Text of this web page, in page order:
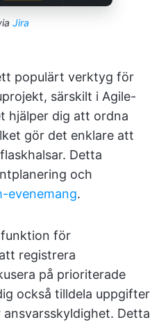
Jira
populärt verktyg för
särskilt i Agile-
hjälper dig att ordna
gör det enklare att
Detta
och
evenemang.
funktion för
registrera
på prioriterade
också tilldela uppgifter
ansvarsskyldighet. Detta